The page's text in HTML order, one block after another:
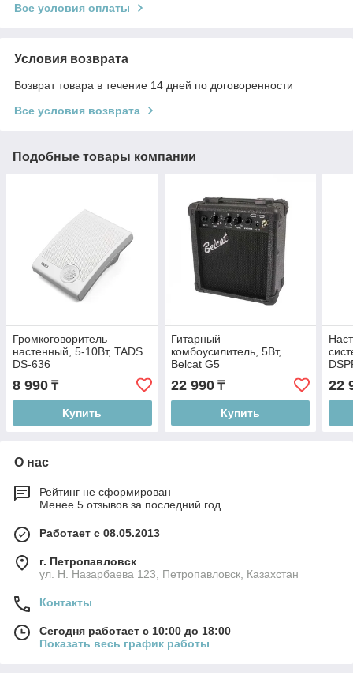
Все условия оплаты
Условия возврата
Возврат товара в течение 14 дней по договоренности
Все условия возврата
Подобные товары компании
Громкоговоритель
настенный, 5-10Вт, TADS
DS-636
8 990 ₸
Купить
Гитарный
комбоусилитель, 5Вт,
Belcat G5
22 990₸
Купить
22
О нас
Рейтинг не сформирован
Менее 5 отзывов за последний год
Работает с 08.05.2013
г. Петропавловск
ул. Н. Назарбаева 123, Петропавловск, Казахстан
Контакты
Сегодня работает с 10:00 до 18:00
Показать весь график работы